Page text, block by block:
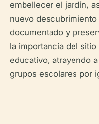
embellecer el jardín,
nuevo
documentado y
la importancia del
educativo, atrayendo
grupos escolares por